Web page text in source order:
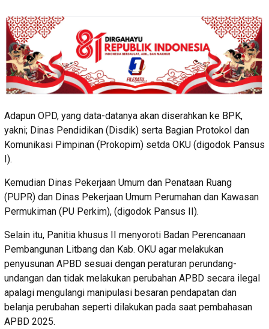
Adapun OPD, yang data-datanya akan diserahkan ke BPK,
yakni; Dinas Pendidikan (Disdik) serta Bagian Protokol dan
Komunikasi Pimpinan (Prokopim) setda OKU (digodok Pansus
I).
Kemudian Dinas Pekerjaan Umum dan Penataan Ruang
(PUPR) dan Dinas Pekerjaan Umum Perumahan dan Kawasan
Permukiman (PU Perkim), (digodok Pansus II).
Selain itu, Panitia khusus II menyoroti Badan Perencanaan
Pembangunan Litbang dan Kab. OKU agar melakukan
penyusunan APBD sesuai dengan peraturan perundang-
undangan dan tidak melakukan perubahan APBD secara ilegal
apalagi mengulangi manipulasi besaran pendapatan dan
belanja perubahan seperti dilakukan pada saat pembahasan
APBD 2025.